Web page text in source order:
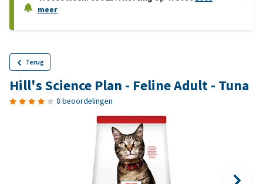
meer
Terug
Hill's Science Plan - Feline Adult - Tuna
8 beoordelingen